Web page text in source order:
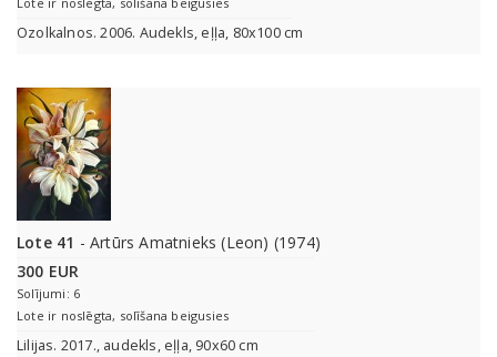
Ozolkalnos. 2006. Audekls, eļļa, 80x100 cm
Lote 41 - Artūrs Amatnieks (Leon) (1974)
300 EUR
Solījumi: 6
Lote ir noslēgta, solīšana beigusies
Lilijas. 2017., audekls, eļļa, 90x60 cm